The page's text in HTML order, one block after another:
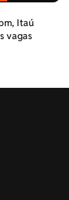
Itaú
vagas